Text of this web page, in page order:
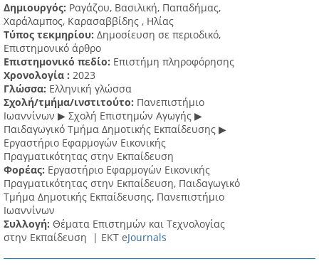
Δημιουργός: Ραγάζου, Βασιλική, Παπαδήμας,
Χαράλαμπος, Καρασαββίδης , Ηλίας
Τύπος τεκμηρίου: Δημοσίευση σε περιοδικό,
Επιστημονικό άρθρο
Επιστημονικό πεδίο: Επιστήμη πληροφόρησης
Χρονολογία : 2023
Γλώσσα: Ελληνική γλώσσα
Σχολή/τμήμα/ινστιτούτο: Πανεπιστήμιο
Ιωαννίνων ▶ Σχολή Επιστημών Αγωγής ▶
Παιδαγωγικό Τμήμα Δημοτικής Εκπαίδευσης ▶
Eργαστήριο Εφαρμογών Eικονικής
Πραγματικότητας στην Εκπαίδευση
Φορέας: Εργαστήριο Εφαρμογών Εικονικής
Πραγματικότητας στην Εκπαίδευση, Παιδαγωγικό
Τμήμα Δημοτικής Εκπαίδευσης, Πανεπιστήμιο
Ιωαννίνων
Συλλογή: Θέματα Επιστημών και Τεχνολογίας
στην Εκπαίδευση | ΕΚΤ eJournals